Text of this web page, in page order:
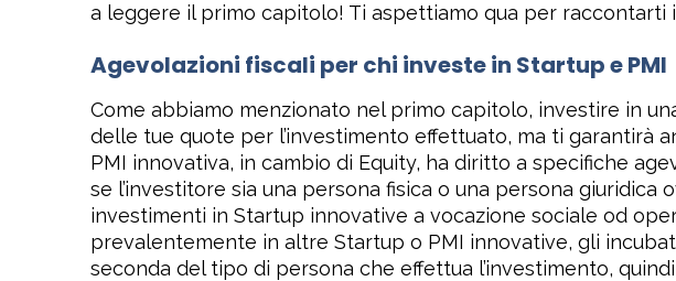
a leggere il primo capitolo! Ti aspettiamo qua per raccontarti
Agevolazioni fiscali per chi investe in Startup e PMI
Come abbiamo menzionato nel primo capitolo, investire in
delle tue quote per l’investimento effettuato, ma ti garantirà
PMI innovativa, in cambio di Equity, ha diritto a specifiche
se l’investitore sia una persona fisica o una persona
investimenti in Startup innovative a vocazione sociale od
prevalentemente in altre Startup o PMI innovative, gli
seconda del tipo di persona che effettua l’investimento,